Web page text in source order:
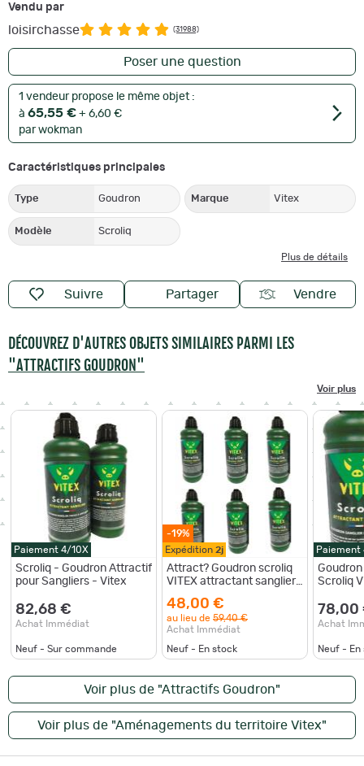
Vendu par
loisirchasse (31988)
Poser une question
1 vendeur propose le même objet :
à 65,55 € + 6,60 €
par wokman
Caractéristiques principales
Type Goudron Marque Vitex
Modèle Scroliq
Plus de détails
Suivre Partager Vendre
DÉCOUVREZ D'AUTRES OBJETS SIMILAIRES PARMI LES
"ATTRACTIFS GOUDRON"
Voir plus
Paiement 4/10X
Scroliq - Goudron Attractif
pour Sangliers - Vitex
82,68 €
Achat Immédiat
Neuf - Sur commande
-19%
Expédition 2j
Attract? Goudron scroliq
VITEX attractant sanglier
48,00 €
au lieu de 59,40 €
Achat Immédiat
Neuf - En stock
Paiement
Scroliq
78,00
Achat
Neuf - En
Voir plus de "Attractifs Goudron"
Voir plus de "Aménagements du territoire Vitex"